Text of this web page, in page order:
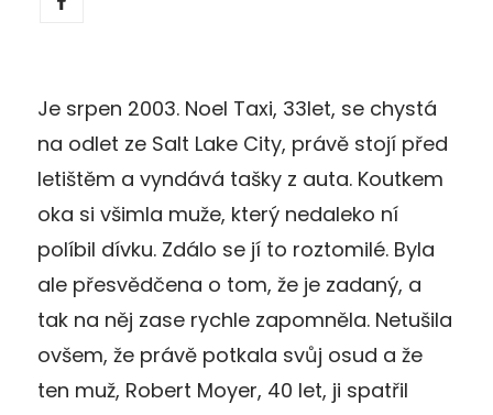
Je srpen 2003. Noel Taxi, 33let, se chystá
na odlet ze Salt Lake City, právě stojí před
letištěm a vyndává tašky z auta. Koutkem
oka si všimla muže, který nedaleko ní
políbil dívku. Zdálo se jí to roztomilé. Byla
ale přesvědčena o tom, že je zadaný, a
tak na něj zase rychle zapomněla. Netušila
ovšem, že právě potkala svůj osud a že
ten muž, Robert Moyer, 40 let, ji spatřil